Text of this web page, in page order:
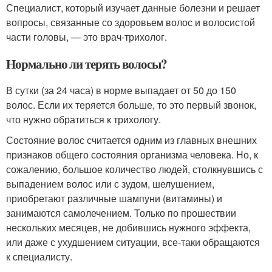
Специалист, который изучает данные болезни и решает
вопросы, связанные со здоровьем волос и волосистой
части головы, — это врач-трихолог.
Нормально ли терять волосы?
В сутки (за 24 часа) в норме выпадает от 50 до 150
волос. Если их теряется больше, то это первый звонок,
что нужно обратиться к трихологу.
Состояние волос считается одним из главных внешних
признаков общего состояния организма человека. Но, к
сожалению, большое количество людей, столкнувшись с
выпадением волос или с зудом, шелушением,
приобретают различные шампуни (витамины) и
занимаются самолечением. Только по прошествии
нескольких месяцев, не добившись нужного эффекта,
или даже с ухудшением ситуации, все-таки обращаются
к специалисту.